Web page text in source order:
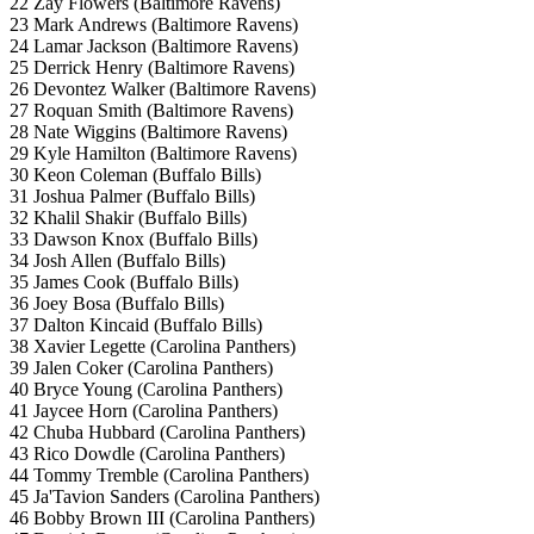
23 Mark Andrews (Baltimore Ravens)
24 Lamar Jackson (Baltimore Ravens)
25 Derrick Henry (Baltimore Ravens)
26 Devontez Walker (Baltimore Ravens)
27 Roquan Smith (Baltimore Ravens)
28 Nate Wiggins (Baltimore Ravens)
29 Kyle Hamilton (Baltimore Ravens)
30 Keon Coleman (Buffalo Bills)
31 Joshua Palmer (Buffalo Bills)
32 Khalil Shakir (Buffalo Bills)
33 Dawson Knox (Buffalo Bills)
34 Josh Allen (Buffalo Bills)
35 James Cook (Buffalo Bills)
36 Joey Bosa (Buffalo Bills)
37 Dalton Kincaid (Buffalo Bills)
38 Xavier Legette (Carolina Panthers)
39 Jalen Coker (Carolina Panthers)
40 Bryce Young (Carolina Panthers)
41 Jaycee Horn (Carolina Panthers)
42 Chuba Hubbard (Carolina Panthers)
43 Rico Dowdle (Carolina Panthers)
44 Tommy Tremble (Carolina Panthers)
45 Ja'Tavion Sanders (Carolina Panthers)
46 Bobby Brown III (Carolina Panthers)